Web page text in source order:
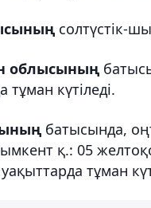
солтүстік-
облысының
тұман күтіледі.
батысында,
қ.: 05
тұман